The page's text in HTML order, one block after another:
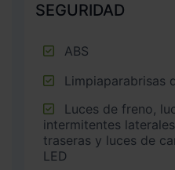
SEGURIDAD
ABS
Limpiaparabrisas
intermitentes
traseras y luces de
LED